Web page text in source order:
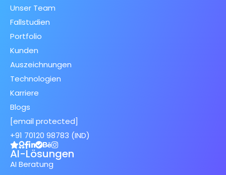
Unser Team
Fallstudien
Portfolio
Kunden
Auszeichnungen
Technologien
Karriere
Blogs
[email protected]
+91 70120 98783 (IND)
AI-Lösungen
AI Beratung